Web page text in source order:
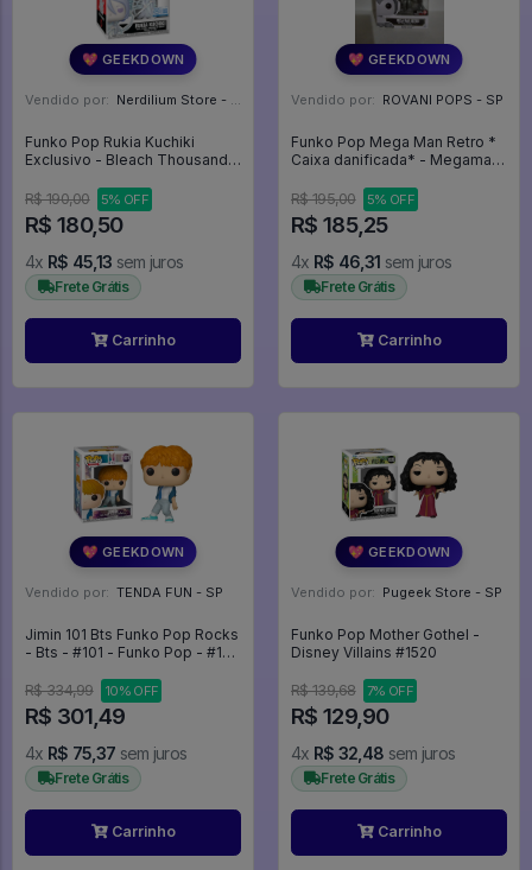
💖 GEEKDOWN
Vendido por: Nerdilium Store - SP
Funko Pop Rukia Kuchiki
Exclusivo - Bleach Thousand-
R$ 190,00
5% OFF
R$ 180,50
4x R$ 45,13 sem juros
Frete Grátis
Carrinho
💖 GEEKDOWN
Vendido por: ROVANI POPS - SP
Funko Pop Mega Man Retro *
Caixa danificada* - Megaman
R$ 195,00
5% OFF
R$ 185,25
4x R$ 46,31 sem juros
Frete Grátis
Carrinho
💖 GEEKDOWN
Vendido por: TENDA FUN - SP
Jimin 101 Bts Funko Pop Rocks
- Bts - #101 - Funko Pop - #101
R$ 334,99
10% OFF
R$ 301,49
4x R$ 75,37 sem juros
Frete Grátis
Carrinho
💖 GEEKDOWN
Vendido por: Pugeek Store - SP
Funko Pop Mother Gothel -
Disney Villains #1520
R$ 139,68 7% OFF
R$ 129,90
4x R$ 32,48 sem juros
Frete Grátis
Carrinho